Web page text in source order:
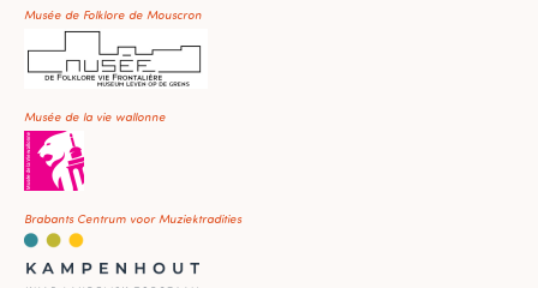
Musée de Folklore de Mouscron
Musée de la vie wallonne
Brabants Centrum voor Muziektradities